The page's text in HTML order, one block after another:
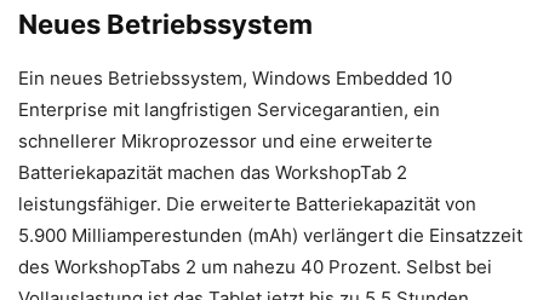
Neues Betriebssystem
Ein neues Betriebssystem, Windows Embedded 10
Enterprise mit langfristigen Servicegarantien, ein
schnellerer Mikroprozessor und eine erweiterte
Batteriekapazität machen das WorkshopTab 2
leistungsfähiger. Die erweiterte Batteriekapazität von
5.900 Milliamperestunden (mAh) verlängert die Einsatzzeit
des WorkshopTabs 2 um nahezu 40 Prozent. Selbst bei